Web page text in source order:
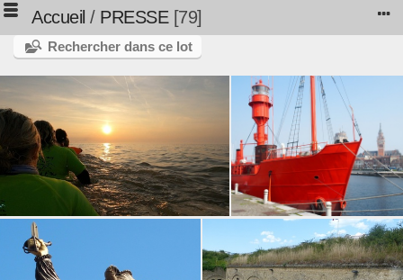
Accueil / PRESSE 79
Rechercher dans ce lot